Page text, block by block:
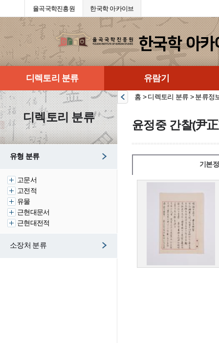
율곡국학진흥원 한국학 아카이브
디렉토리 분류 유람기
디렉토리 분류
유형 분류
고문서
고전적
유물
근현대문서
근현대전적
소장처 분류
홈 > 디렉토리 분류 > 분류정
윤정중 간찰(尹
기본